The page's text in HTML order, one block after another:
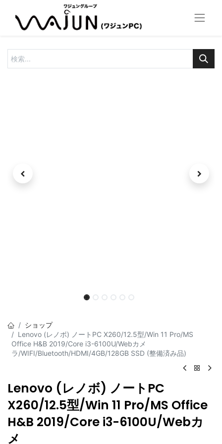
ショップ
Lenovo (レノボ) ノートPC X260/12.5型/Win 11 Pro/MS
Office H&B 2019/Core i3-6100U/Webカメ
ラ/WIFI/Bluetooth/HDMI/4GB/128GB SSD (整備済み品)
Lenovo (レノボ) ノートPC
X260/12.5型/Win 11 Pro/MS Office
H&B 2019/Core i3-6100U/Webカ
メ